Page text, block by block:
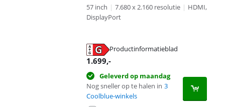
57 inch | 7.680 x 2.160 resolutie | HDMI,
DisplayPort
Productinformatieblad
1.699,-
Geleverd op maandag
Nog sneller op te halen in 3
Coolblue-winkels